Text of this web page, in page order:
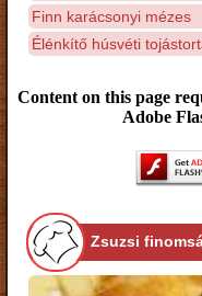
Finn karácsonyi mézes
Élénkítő húsvéti
Content on this page
Adobe
Zsuzsi